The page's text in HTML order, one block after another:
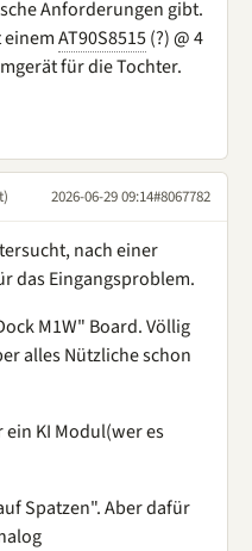
Anforderungen gibt.
einemAT90S8515(?) @ 4
für die Tochter.
2026-06-29 09:14#8067782
nach einer
das Eingangsproblem.
M1W" Board. Völlig
alles Nützliche schon
KI Modul(wer es
Spatzen". Aber dafür